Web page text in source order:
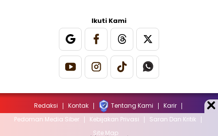
Ikuti Kami
Redaksi Kontak Tentang Kami
Karir
Pedoman Media Siber
Kebijakan Privasi
Saran Dan Kritik
Site Map